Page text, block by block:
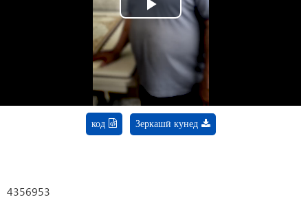
Play
Video
код Зеркашӣ кунед
4356953